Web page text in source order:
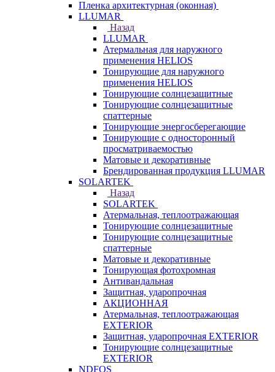
Пленка архитектурная (оконная)
LLUMAR
Назад
LLUMAR
Атермальная для наружного
применения HELIOS
Тонирующие для наружного
применения HELIOS
Тонирующие солнцезащитные
Тонирующие солнцезащитные
спаттерные
Тонирующие энергосберегающие
Тонирующие с односторонный
просматриваемостью
Матовые и декоративные
Брендированная продукция LLUMAR
SOLARTEK
Назад
SOLARTEK
Атермальная, теплоотражающая
Тонирующие солнцезащитные
Тонирующие солнцезащитные
спаттерные
Матовые и декоративные
Тонирующая фотохромная
Антивандальная
Защитная, ударопрочная
АКЦИОННАЯ
Атермальная, теплоотражающая
EXTERIOR
Защитная, ударопрочная EXTERIOR
Тонирующие солнцезащитные
EXTERIOR
NDFOS